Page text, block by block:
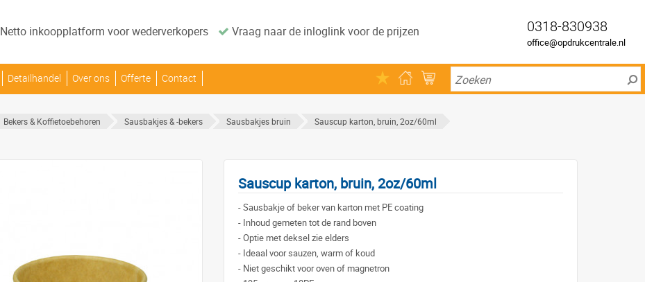
Netto inkoopplatform voor wederverkopers Vraag naar de inloglink voor de prijzen
Detailhandel Over ons Offerte Contact
0318-830938
office@opdrukcentrale.nl
Bekers & Koffietoebehoren Sausbakjes & -bekers Sausbakjes bruin Sauscup karton, bruin, 2oz/60ml
Sauscup karton, bruin, 2oz/60ml
-Sausbakje of beker van karton met PE coating
- Inhoud gemeten tot de rand boven
-Optie met deksel zie elders
- Ideaal voor sauzen, warm of koud
- Niet geschikt voor oven of magnetron